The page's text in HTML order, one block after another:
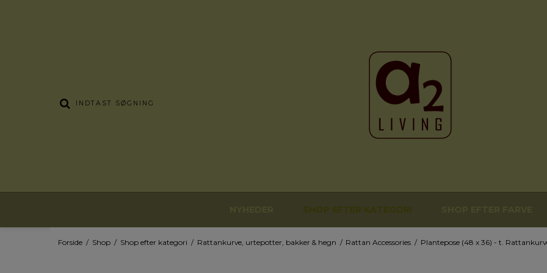
SHOP EFTER KATEGORI
Forside / Shop / Shop efter kategori / Rattankurve, urtepotter, bakker & hegn / Rattan Accessories / Plantepose (48 x 36) - t.